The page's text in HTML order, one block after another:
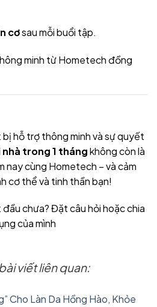
cơsau mỗi buổi tập.
minh từ Hometech đồng
hỗ trợ thông minh và sự quyết
trong 1 thángkhông còn là
nay cùng Hometech – và cảm
cơ thể và tinh thần bạn!
chưa? Đặt câu hỏi hoặc chia
của mình
viết liên quan:
Cho Làn Da Hồng Hào, Khỏe